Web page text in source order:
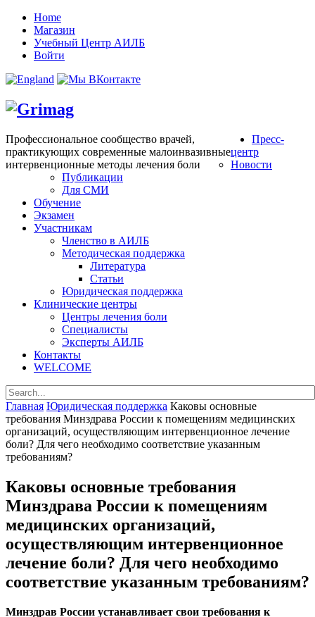
Home
Магазин
Учебный Центр АИЛБ
Войти
Профессиональное сообщество врачей,
практикующих современные малоинвазивные
интервенционные методы лечения боли
Пресс-
центр
Новости
Публикации
Для СМИ
Обучение
Экзамен
Участникам
Членство в АИЛБ
Методическая поддержка
Литература
Статьи
Юридическая поддержка
Клинические центры
Центры лечения боли
Специалисты
Эксперты АИЛБ
Контакты
WELCOME
Главная Юридическая поддержка Каковы основные
требования Минздрава России к помещениям медицинских
организаций, осуществляющим интервенционное лечение
боли? Для чего необходимо соответствие указанным
требованиям?
Каковы основные требования
Минздрава России к помещениям
медицинских организаций,
осуществляющим интервенционное
лечение боли? Для чего необходимо
соответствие указанным требованиям?
Минздрав России устанавливает свои требования к